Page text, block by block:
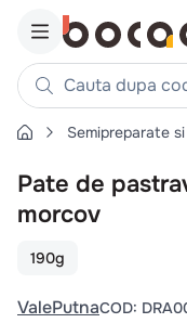
Cauta dupa cod,
Căutări populare
1. cartofi
2. piept pui
. pui
5. burger
Semipreparate
Pate de
morcov
190g
ValePutnaCOD: